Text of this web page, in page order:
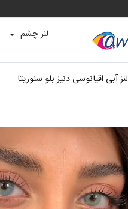
لنز چشم
لنز آبی اقیانوسی دنیز بلو سنوریتا